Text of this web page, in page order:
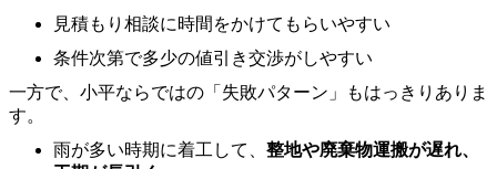
見積もり相談に時間をかけてもらいやすい
条件次第で多少の値引き交渉がしやすい
一方で、小平ならではの「失敗パターン」もはっきりありま
す。
雨が多い時期に着工して、 整地や廃棄物運搬が遅れ、